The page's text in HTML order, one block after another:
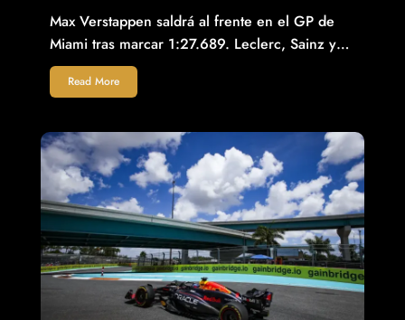
Max Verstappen saldrá al frente en el GP de
Miami tras marcar 1:27.689. Leclerc, Sainz y…
Read More